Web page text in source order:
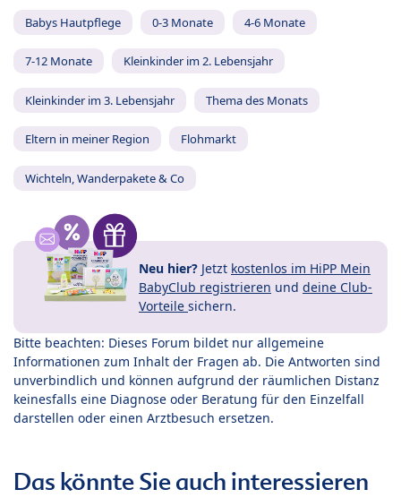
Babys Hautpflege 0-3 Monate 4-6 Monate
7-12 Monate Kleinkinder im 2. Lebensjahr
Kleinkinder im 3. Lebensjahr Thema des Monats
Eltern in meiner Region Flohmarkt
Wichteln, Wanderpakete & Co
Neu hier? Jetzt kostenlos im HiPP Mein
BabyClub registrieren und deine Club-
Vorteile sichern.
Bitte beachten: Dieses Forum bildet nur allgemeine
Informationen zum Inhalt der Fragen ab. Die Antworten sind
unverbindlich und können aufgrund der räumlichen Distanz
keinesfalls eine Diagnose oder Beratung für den Einzelfall
darstellen oder einen Arztbesuch ersetzen.
Das könnte Sie auch interessieren